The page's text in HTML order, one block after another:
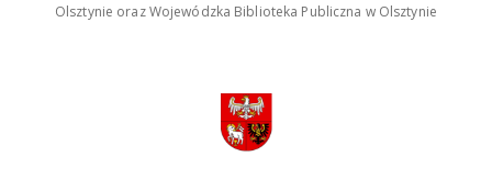
Olsztynie oraz Wojewódzka Biblioteka Publiczna w Olsztynie